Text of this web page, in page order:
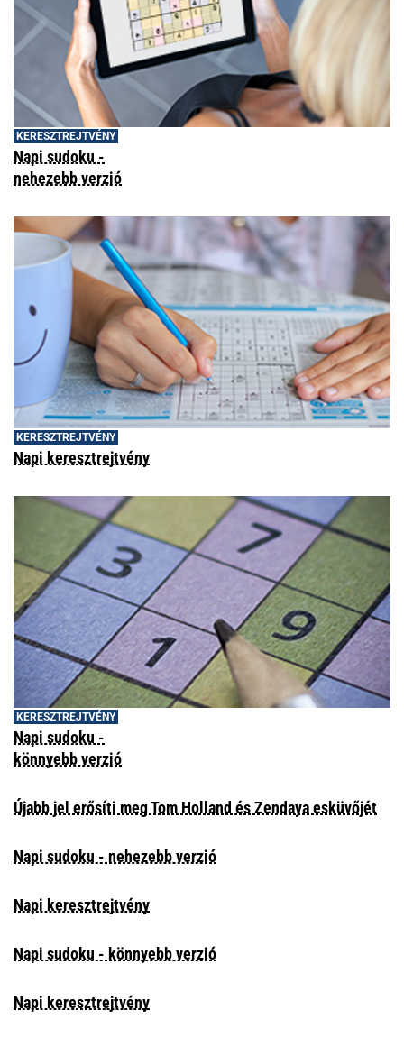
KERESZTREJTVÉNY
Napi sudoku -
nehezebb verzió
KERESZTREJTVÉNY
Napi keresztrejtvény
KERESZTREJTVÉNY
Napi sudoku -
könnyebb verzió
Újabb jel erősíti meg Tom Holland és Zendaya esküvőjét
Napi sudoku - nehezebb verzió
Napi keresztrejtvény
Napi sudoku - könnyebb verzió
Napi keresztrejtvény